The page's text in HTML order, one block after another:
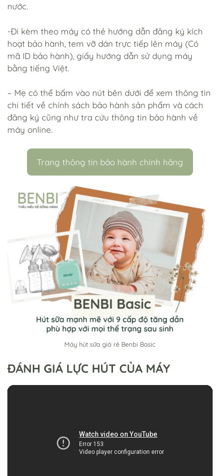
nước.
-Đi kèm theo máy có thẻ hướng dẫn đăng ký kích
hoạt bảo hành, tem vỡ dán trực tiếp lên máy (Có
mã ID bảo hành), giấy hướng dẫn sử dụng máy
bằng tiếng Việt.
– Mẹ có thể bấm vào nút bên dưới để xem thông tin
chi tiết về chính sách bảo hành sản phẩm và cách
đăng ký cũng như tra cứu thông tin bảo hành về
máy online.
Trang thông tin bảo hành chính hãng
Máy hút sữa giá rẻ Benbi Basic
ĐÁNH GIÁ LỰC HÚT CỦA MÁY